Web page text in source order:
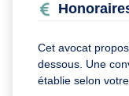
Cet avocat
dessous. Une
établie selon